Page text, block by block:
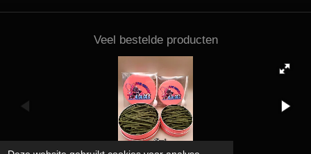
Veel bestelde producten